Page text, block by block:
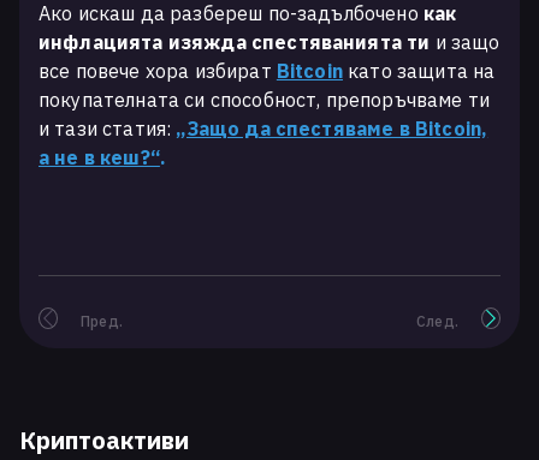
Ако искаш да разбереш по-задълбочено как
инфлацията изяжда спестяванията ти и защо
все повече хора избират Bitcoin като защита на
покупателната си способност, препоръчваме ти
и тази статия: „Защо да спестяваме в Bitcoin,
а не в кеш?“.
Пред. След.
Криптоактиви